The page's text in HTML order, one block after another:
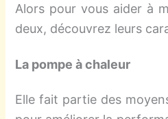
Alors pour vous aider à
deux, découvrez leurs
La pompe à chaleur
Elle fait partie des